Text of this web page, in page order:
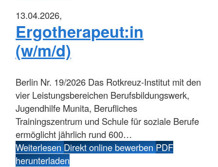
13.04.2026,
Ergotherapeut:in
(w/m/d)
Berlin Nr. 19/2026 Das Rotkreuz-Institut mit den
vier Leistungsbereichen Berufsbildungswerk,
Jugendhilfe Munita, Berufliches
Trainingszentrum und Schule für soziale Berufe
ermöglicht jährlich rund 600…
WeiterlesenDirekt online bewerbenPDF
herunterladen